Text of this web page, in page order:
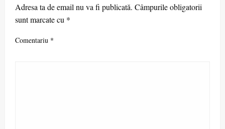
Adresa ta de email nu va fi publicată. Câmpurile obligatorii
sunt marcate cu *
Comentariu *